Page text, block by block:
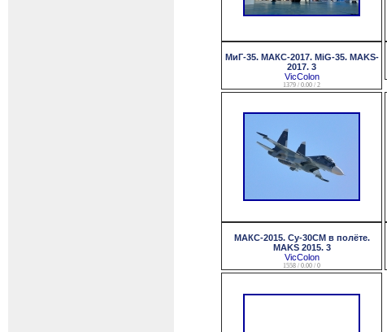
МиГ-35. МАКС-2017. MiG-35. MAKS-
2017. 3
VicColon
1379 / 0.00 / 2
МАКС-2015. Су-30СМ в полёте.
MAKS 2015. 3
VicColon
1558 / 0.00 / 0